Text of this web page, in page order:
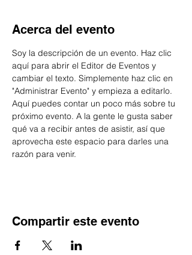
Acerca del evento
Soy la descripción de un evento. Haz clic
aquí para abrir el Editor de Eventos y
cambiar el texto. Simplemente haz clic en
"Administrar Evento" y empieza a editarlo.
Aquí puedes contar un poco más sobre tu
próximo evento. A la gente le gusta saber
qué va a recibir antes de asistir, así que
aprovecha este espacio para darles una
razón para venir.
Compartir este evento